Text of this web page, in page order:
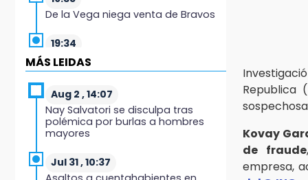
De la Vega niega venta de Bravos
19:34
Desalojan a dos comerciantes en
Valsequillo por invasión en zona
19:18
Bancada morenista, sin estrategia
para meter a Puebla en Ley de
MÁS LEIDAS
Aug 2 , 14:07
Nay Salvatori se disculpa tras
polémica por burlas a hombres
mayores
Jul 31 , 10:37
Republica
Kovay
de fraude
empresa,